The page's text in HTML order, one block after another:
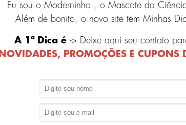
Eu sou o Moderninho , o Mascote da
Além de bonito, o novo site tem Minhas
A 1ª Dica é-> Deixe aqui seu contato
NOVIDADES, PROMOÇÕES E CUPONS